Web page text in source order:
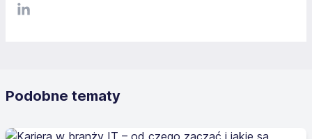
LinkediIn
Podobne tematy